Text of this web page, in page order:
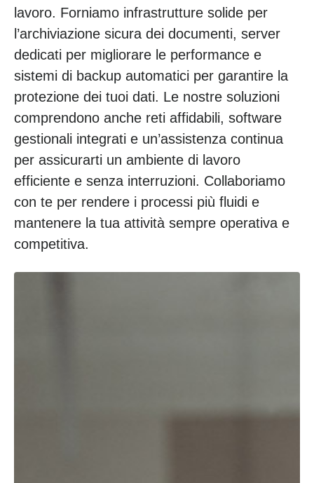
lavoro. Forniamo infrastrutture solide per
l’archiviazione sicura dei documenti, server
dedicati per migliorare le performance e
sistemi di backup automatici per garantire la
protezione dei tuoi dati. Le nostre soluzioni
comprendono anche reti affidabili, software
gestionali integrati e un’assistenza continua
per assicurarti un ambiente di lavoro
efficiente e senza interruzioni. Collaboriamo
con te per rendere i processi più fluidi e
mantenere la tua attività sempre operativa e
competitiva.